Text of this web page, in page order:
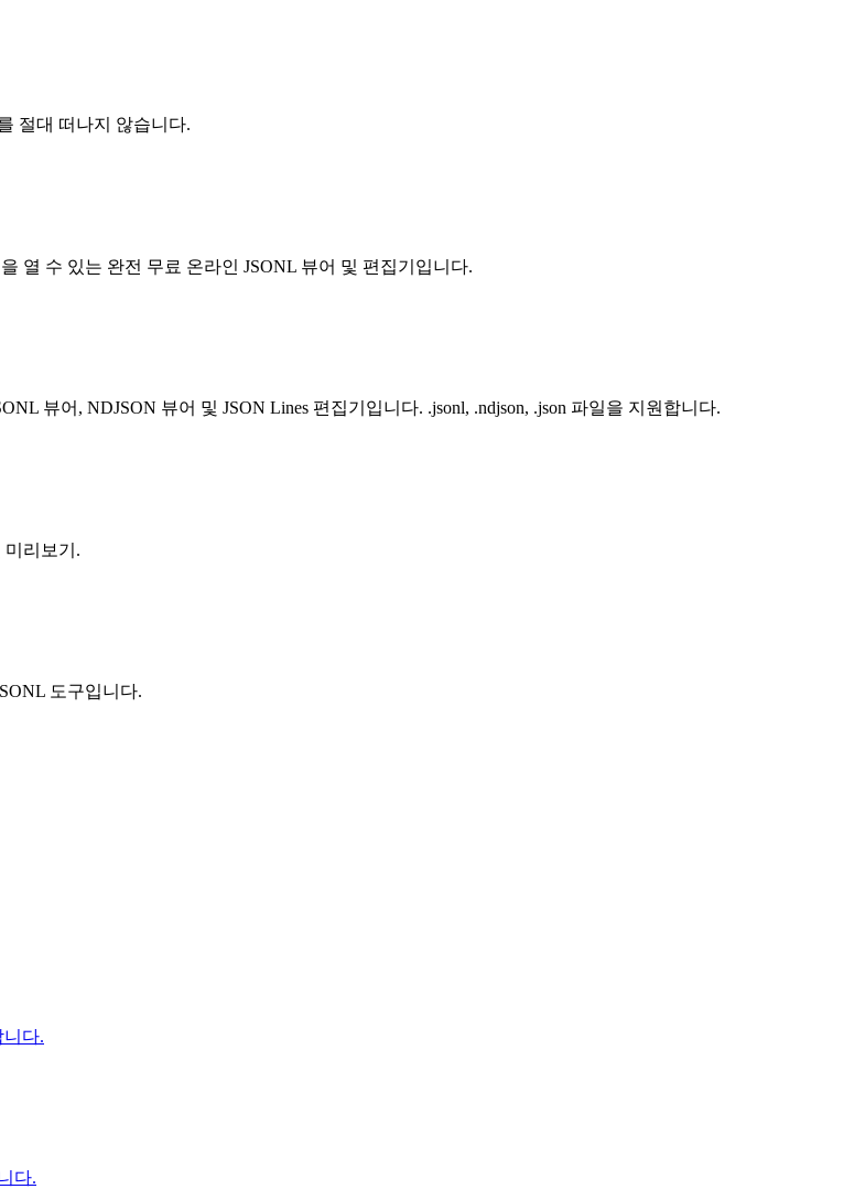
절대 떠나지 않습니다.
열 수 있는 완전 무료 온라인 JSONL 뷰어 및 편집기입니다.
뷰어, NDJSON 뷰어 및 JSON Lines 편집기입니다. .jsonl, .ndjson, .json 파일을 지원합니다.
미리보기.
도구입니다.
니다.
다.